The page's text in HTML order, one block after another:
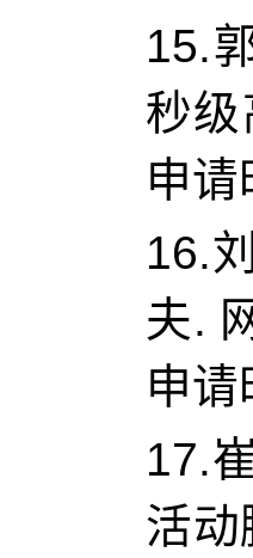
15.
秒
申
16.
夫.
申
17.
活动